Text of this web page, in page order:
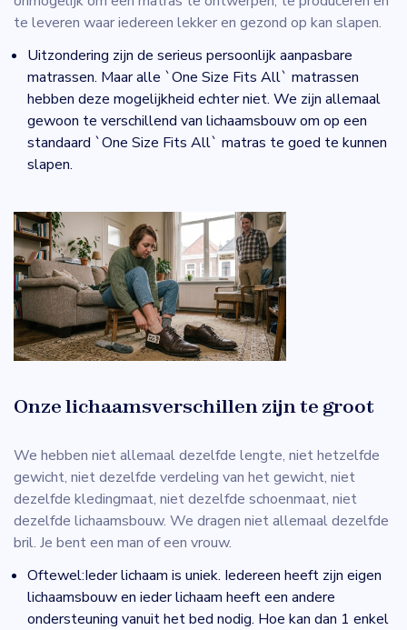
te leveren waar iedereen lekker en gezond op kan slapen.
Uitzondering zijn de serieus persoonlijk aanpasbare
matrassen. Maar alle `One Size Fits All` matrassen
hebben deze mogelijkheid echter niet. We zijn allemaal
gewoon te verschillend van lichaamsbouw om op een
standaard `One Size Fits All` matras te goed te kunnen
slapen.
Onze lichaamsverschillen zijn te groot
We hebben niet allemaal dezelfde lengte, niet hetzelfde
gewicht, niet dezelfde verdeling van het gewicht, niet
dezelfde kledingmaat, niet dezelfde schoenmaat, niet
dezelfde lichaamsbouw. We dragen niet allemaal dezelfde
bril. Je bent een man of een vrouw.
Oftewel:Ieder lichaam is uniek. Iedereen heeft zijn eigen
lichaamsbouw en ieder lichaam heeft een andere
ondersteuning vanuit het bed nodig. Hoe kan dan 1 enkel